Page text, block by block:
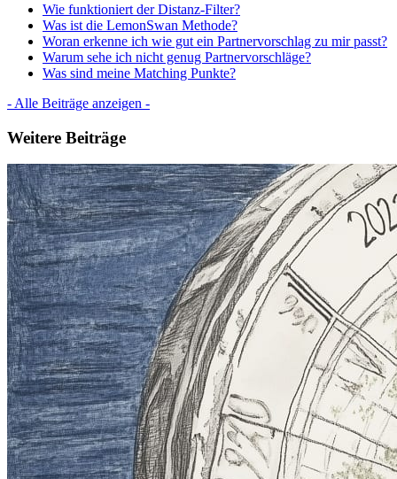
Wie funktioniert der Distanz-Filter?
Was ist die LemonSwan Methode?
Woran erkenne ich wie gut ein Partnervorschlag zu mir passt?
Warum sehe ich nicht genug Partnervorschläge?
Was sind meine Matching Punkte?
- Alle Beiträge anzeigen -
Weitere Beiträge